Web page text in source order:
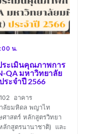
น.
ระเมินคุณภาพการ
QA มหาวิทยาลัย
ระจำปี 2566
อาคาร
ลัยมหิดล พญาไท
าสตร์ หลักสูตรวิทยา
กสูตรนานาชาติ) และ